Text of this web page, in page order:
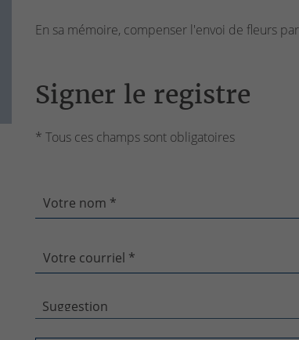
En sa mémoire, compenser l'envoi de fleurs
Signer le registre
* Tous ces champs sont obligatoires
Votre nom *
Votre courriel *